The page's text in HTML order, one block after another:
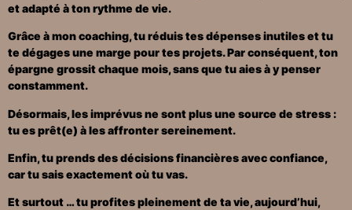
et adapté à ton rythme de vie.
Grâce à mon coaching, tu réduis tes dépenses inutiles et tu
te dégages une marge pour tes projets. Par conséquent, ton
épargne grossit chaque mois, sans que tu aies à y penser
constamment.
Désormais, les imprévus ne sont plus une source de stress :
tu es prêt(e) à les affronter sereinement.
Enfin, tu prends des décisions financières avec confiance,
car tu sais exactement où tu vas.
Et surtout … tu profites pleinement de ta vie, aujourd’hui,